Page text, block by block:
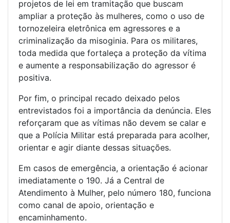
projetos de lei em tramitação que buscam
ampliar a proteção às mulheres, como o uso de
tornozeleira eletrônica em agressores e a
criminalização da misoginia. Para os militares,
toda medida que fortaleça a proteção da vítima
e aumente a responsabilização do agressor é
positiva.
Por fim, o principal recado deixado pelos
entrevistados foi a importância da denúncia. Eles
reforçaram que as vítimas não devem se calar e
que a Polícia Militar está preparada para acolher,
orientar e agir diante dessas situações.
Em casos de emergência, a orientação é acionar
imediatamente o 190. Já a Central de
Atendimento à Mulher, pelo número 180, funciona
como canal de apoio, orientação e
encaminhamento.